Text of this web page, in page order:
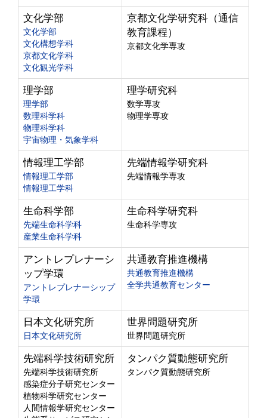
文化学部
文化学部
文化構想学科
京都文化学科
文化観光学科
京都文化学研究科（通信
教育課程）
京都文化学専攻
理学部
理学部
数理科学科
物理科学科
宇宙物理・気象学科
理学研究科
数学専攻
物理学専攻
情報理工学部
情報理工学部
情報理工学科
先端情報学研究科
先端情報学専攻
生命科学部
先端生命科学科
産業生命科学科
生命科学研究科
生命科学専攻
アントレプレナーシ
ップ学環
アントレプレナーシップ
学環
共通教育推進機構
共通教育推進機構
全学共通教育センター
日本文化研究所
日本文化研究所
世界問題研究所
世界問題研究所
先端科学技術研究所
先端科学技術研究所
感染症分子研究センター
植物科学研究センター
人間情報学研究センター
タンパク質動態研究所
タンパク質動態研究所